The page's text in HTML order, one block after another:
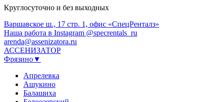
Круглосуточно и без выходных
Варшавское ш., 17 стр. 1, офис «СпецРенталз»
Наша работа в Instagram @specrentals_ru
arenda@assenizatora.ru
АССЕНИЗАТОР
Фрязино▼
Апрелевка
Ашукино
Балашиха